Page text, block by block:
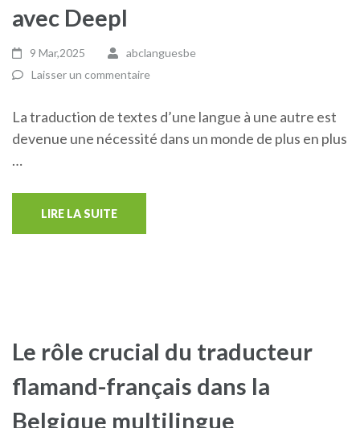
avec Deepl
9 Mar,2025
abclanguesbe
Laisser un commentaire
La traduction de textes d’une langue à une autre est
devenue une nécessité dans un monde de plus en plus
…
LIRE LA SUITE
Le rôle crucial du traducteur
flamand-français dans la
Belgique multilingue